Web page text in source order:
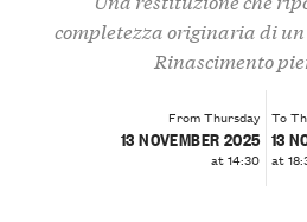
completezza originaria di
Rinascimento
From Thursday
13 NOVEMBER 2025
at 14:30
To
13
at